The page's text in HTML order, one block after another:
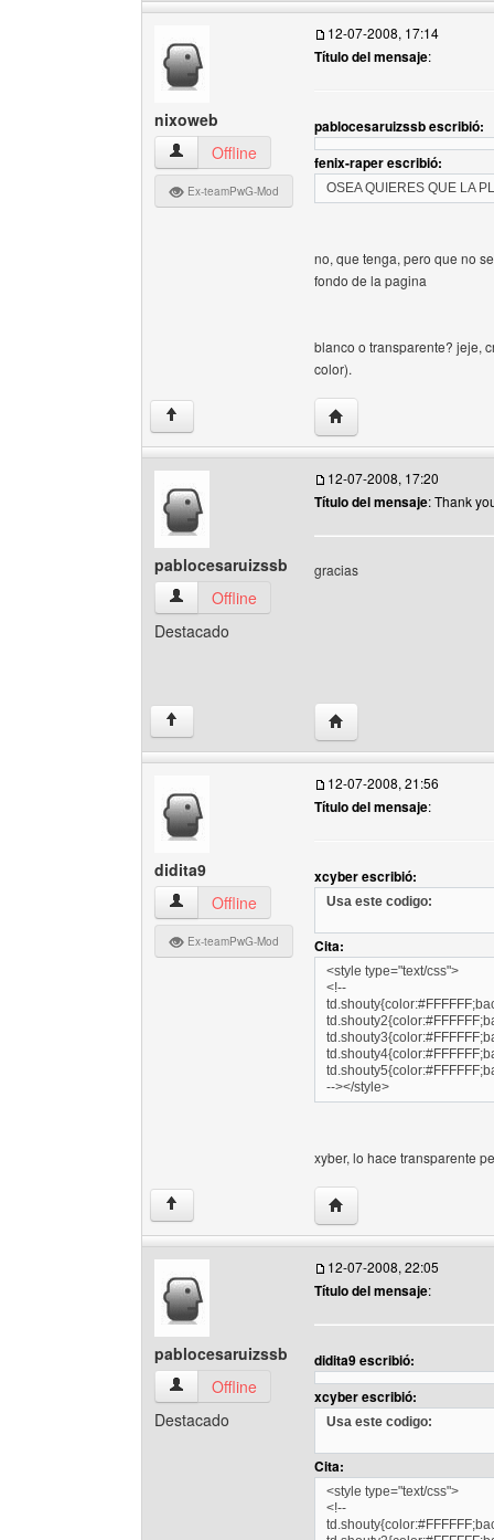
nixoweb
nixoweb Ver perfil del usuario
Offline
Ex-teamPwG-Mod
12-07-2008, 17:14
Título del mensaje:
pablocesaruizssb escribió:
fenix-raper escribió:
OSEA QUIERES QUE LA
no, que tenga, pero que no
fondo de la pagina
blanco o transparente? jeje,
color).
↑ Visitar sitio web del
pablocesaruizssb
pablocesaruizssb Ver perfil del usuario
Offline
Destacado
12-07-2008, 17:20
Título del mensaje: Thank
gracias
↑ Visitar sitio web del
didita9
didita9 Ver perfil del usuario
Offline
Ex-teamPwG-Mod
12-07-2008, 21:56
Título del mensaje:
xcyber escribió:
Usa este codigo:
Cita:
<style type="text/css">
<!--
--></style>
xyber, lo hace transparente
↑ Visitar sitio web del
pablocesaruizssb
pablocesaruizssb Ver perfil del usuario
Offline
Destacado
12-07-2008, 22:05
Título del mensaje:
didita9 escribió:
xcyber escribió:
Usa este codigo:
Cita:
<style type="text/css">
<!--